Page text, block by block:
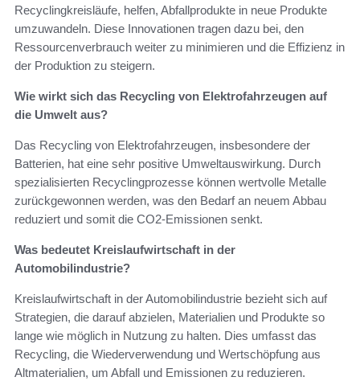
Recyclingkreisläufe, helfen, Abfallprodukte in neue Produkte
umzuwandeln. Diese Innovationen tragen dazu bei, den
Ressourcenverbrauch weiter zu minimieren und die Effizienz in
der Produktion zu steigern.
Wie wirkt sich das Recycling von Elektrofahrzeugen auf
die Umwelt aus?
Das Recycling von Elektrofahrzeugen, insbesondere der
Batterien, hat eine sehr positive Umweltauswirkung. Durch
spezialisierten Recyclingprozesse können wertvolle Metalle
zurückgewonnen werden, was den Bedarf an neuem Abbau
reduziert und somit die CO2-Emissionen senkt.
Was bedeutet Kreislaufwirtschaft in der
Automobilindustrie?
Kreislaufwirtschaft in der Automobilindustrie bezieht sich auf
Strategien, die darauf abzielen, Materialien und Produkte so
lange wie möglich in Nutzung zu halten. Dies umfasst das
Recycling, die Wiederverwendung und Wertschöpfung aus
Altmaterialien, um Abfall und Emissionen zu reduzieren.